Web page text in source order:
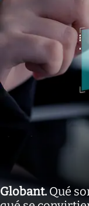
Globant.Qué